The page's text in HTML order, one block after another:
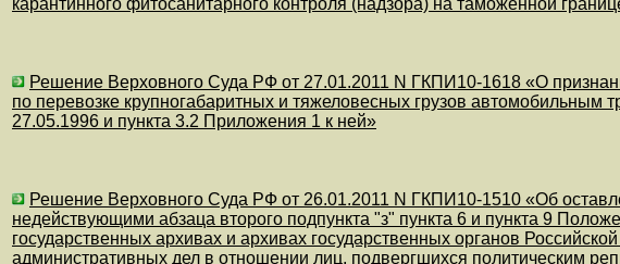
карантинного фитосанитарного контроля (надзора) на таможенной
Решение Верховного Суда РФ от 27.01.2011 N ГКПИ10-1618 «О
по перевозке крупногабаритных и тяжеловесных грузов
27.05.1996 и пункта 3.2 Приложения 1 к ней»
Решение Верховного Суда РФ от 26.01.2011 N ГКПИ10-1510 «Об
недействующими абзаца второго подпункта "з" пункта 6 и пункта 9
государственных архивах и архивах государственных органов
административных дел в отношении лиц, подвергшихся политическим